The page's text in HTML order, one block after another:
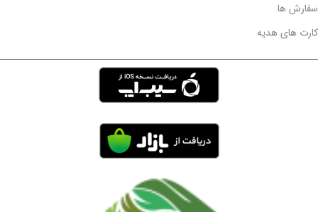
سفارش ها
کارت های هدیه